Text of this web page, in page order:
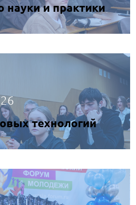
науки и практики
технологий